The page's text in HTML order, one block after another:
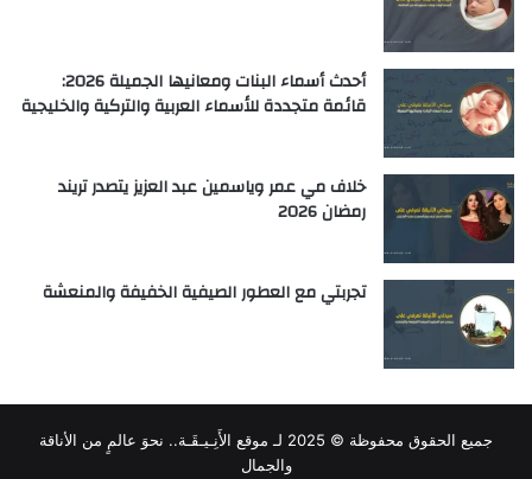
أحدث أسماء البنات ومعانيها الجميلة 2026:
قائمة متجددة للأسماء العربية والتركية والخليجية
خلاف مي عمر وياسمين عبد العزيز يتصدر تريند
رمضان 2026
تجربتي مع العطور الصيفية الخفيفة والمنعشة
جميع الحقوق محفوظة © 2025 لـ
موقع الأَنِـيـقَـة.. نحوَ عالمٍ من الأناقة
والجمال